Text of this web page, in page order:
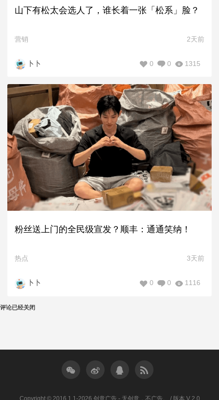
山下有松太会选人了，谁长着一张「松系」脸？
营销 2天前
卜卜 1315
0
0
粉丝送上门的全民级宣发？顺丰：通通笑纳！
热点 3天前
卜卜 1116
0
0
评论已经关闭
Copyright © 2016.1.1-2026 创意广告 - 无创意，不广告。 / 版本 V 2.0